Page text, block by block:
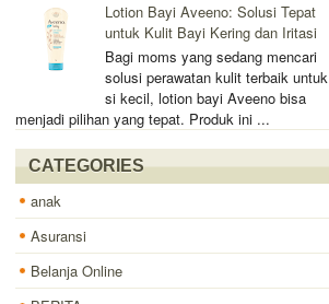
Lotion Bayi Aveeno: Solusi Tepat
untuk Kulit Bayi Kering dan Iritasi
Bagi moms yang sedang mencari
solusi perawatan kulit terbaik untuk
si kecil, lotion bayi Aveeno bisa
menjadi pilihan yang tepat. Produk ini ...
CATEGORIES
anak
Asuransi
Belanja Online